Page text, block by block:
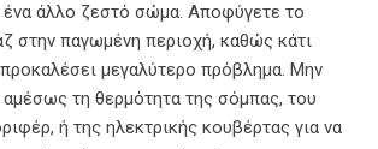
ένα άλλο ζεστό σώμα. Αποφύγετε το
στην παγωμένη περιοχή, καθώς κάτι
μεγαλύτερο πρόβλημα. Μην
τη θερμότητα της σόμπας, του
ή της ηλεκτρικής κουβέρτας για να